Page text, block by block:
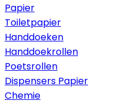
Papier
Toiletpapier
Handdoeken
Handdoekrollen
Poetsrollen
Dispensers Papier
Chemie